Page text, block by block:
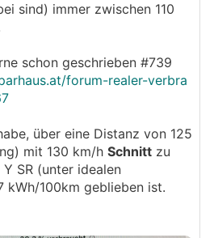
sind) immer zwischen 110
schon geschrieben #739
forum-realer-verbra
über eine Distanz von 125
mit 130 km/h Schnitt zu
SR (unter idealen
kWh/100km geblieben ist.